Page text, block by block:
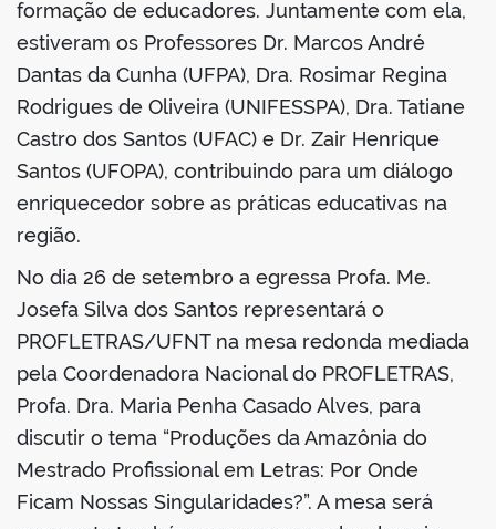
portal
formação de educadores. Juntamente com ela,
estiveram os Professores Dr. Marcos André
Dantas da Cunha (UFPA), Dra. Rosimar Regina
Rodrigues de Oliveira (UNIFESSPA), Dra. Tatiane
Castro dos Santos (UFAC) e Dr. Zair Henrique
Santos (UFOPA), contribuindo para um diálogo
enriquecedor sobre as práticas educativas na
região.
No dia 26 de setembro a egressa Profa. Me.
Josefa Silva dos Santos representará o
PROFLETRAS/UFNT na mesa redonda mediada
pela Coordenadora Nacional do PROFLETRAS,
Profa. Dra. Maria Penha Casado Alves, para
discutir o tema “Produções da Amazônia do
Mestrado Profissional em Letras: Por Onde
Ficam Nossas Singularidades?”. A mesa será